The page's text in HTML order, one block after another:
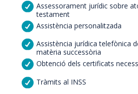
Assessorament jurídic sobre
testament
Assistència personalitzada
Assistència jurídica telefònica
matèria successòria
Obtenció dels certificats
Tràmits al INSS